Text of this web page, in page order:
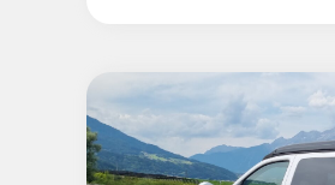
Sicherheits- und
Dank der
Weiterentwicklung der